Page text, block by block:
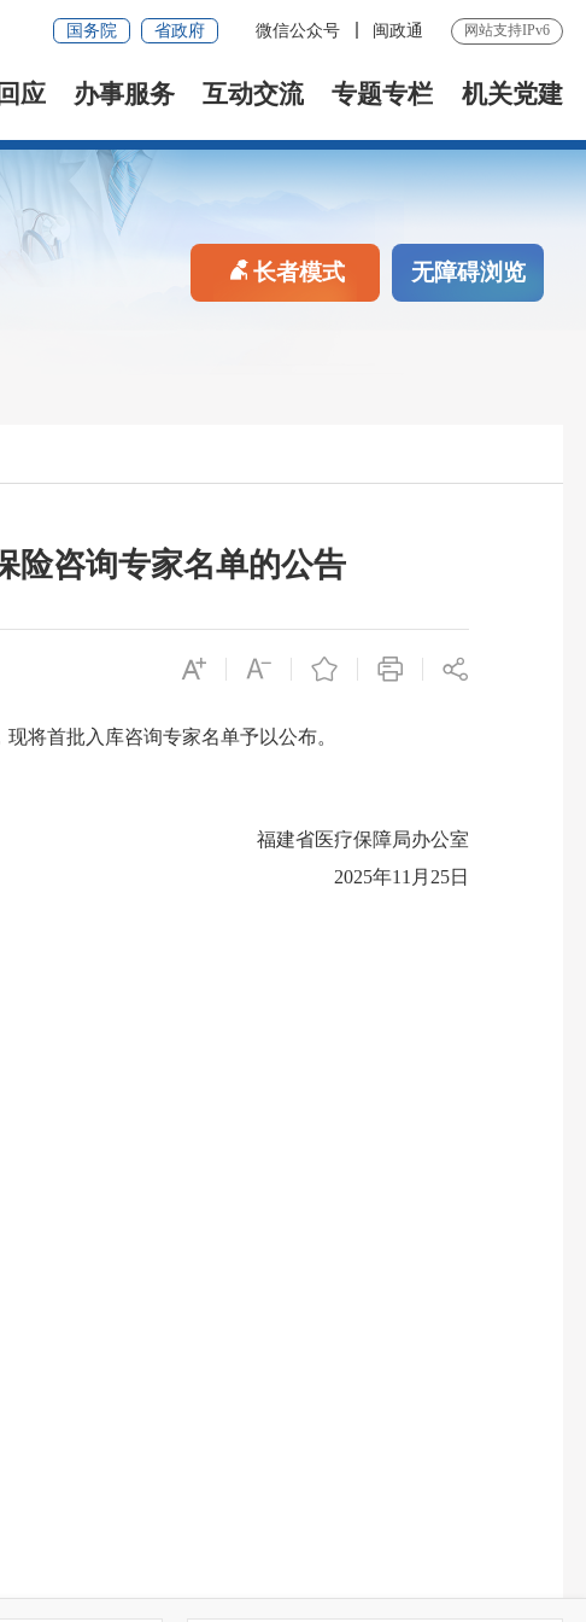
国务院 省政府 微信公众号 闽政通 网站支持IPv6
应 办事服务 互动交流 专题专栏 机关党建
长者模式 无障碍浏览
险咨询专家名单的公告
将首批入库咨询专家名单予以公布。
福建省医疗保障局办公室
2025年11月25日